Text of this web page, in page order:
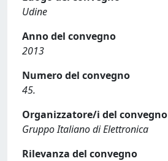
Udine
Anno del convegno
2013
Numero del convegno
45.
Organizzatore/i del convegno
Gruppo Italiano di Elettronica
Rilevanza del convegno